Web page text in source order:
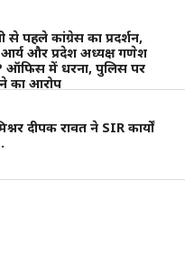
से पहले कांग्रेस का प्रदर्शन,
आर्य और प्रदेश अध्यक्ष गणेश
ऑफिस में धरना, पुलिस पर
का आरोप
दीपक रावत ने SIR कार्यों